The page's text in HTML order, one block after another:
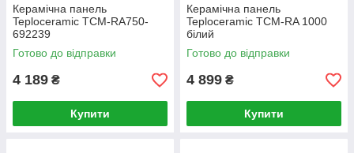
Керамічна панель
Teploceramic TCM-RA750-
692239
Готово до відправки
4 189 ₴
Купити
Керамічна панель
Teploceramic TCM-RA 1000
білий
Готово до відправки
4 899 ₴
Купити